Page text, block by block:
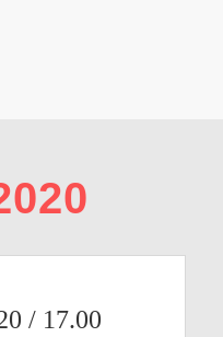
/ 17.00